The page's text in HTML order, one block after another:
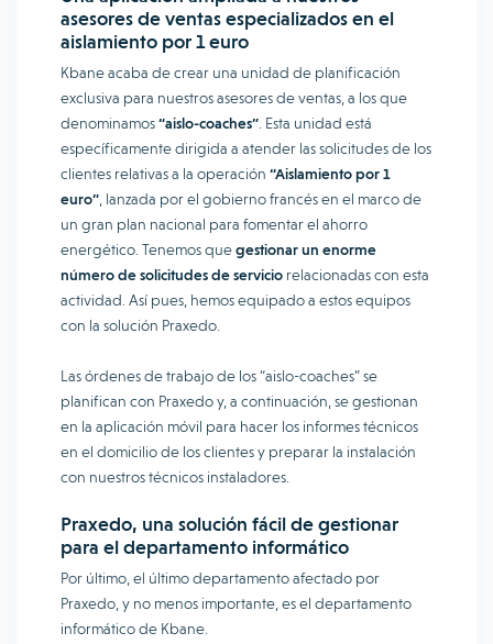
asesores de ventas especializados en el
aislamiento por 1 euro
Kbane acaba de crear una unidad de planificación
exclusiva para nuestros asesores de ventas, a los que
denominamos“aislo-coaches” . Esta unidad está
específicamente dirigida a atender las solicitudes de los
clientes relativas a la operación “Aislamiento por 1
euro” , lanzada por el gobierno francés en el marco de
un gran plan nacional para fomentar el ahorro
energético. Tenemos quegestionar un enorme
número de solicitudes de servicio relacionadas con esta
actividad. Así pues, hemos equipado a estos equipos
con la solución Praxedo.
Las órdenes de trabajo de los “aislo-coaches” se
planifican con Praxedo y, a continuación, se gestionan
en la aplicación móvil para hacer los informes técnicos
en el domicilio de los clientes y preparar la instalación
con nuestros técnicos instaladores.
Praxedo, una solución fácil de gestionar
para el departamento informático
Por último, el último departamento afectado por
Praxedo, y no menos importante, es el departamento
informático de Kbane.